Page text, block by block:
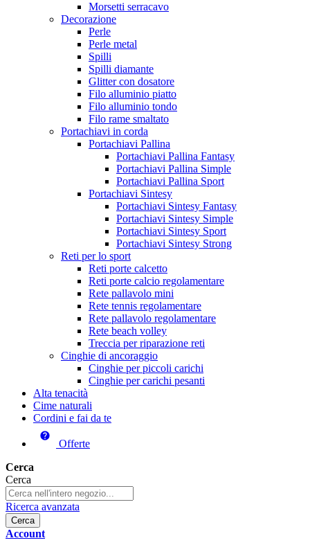
Morsetti serracavo
Decorazione
Perle
Perle metal
Spilli
Spilli diamante
Glitter con dosatore
Filo alluminio piatto
Filo alluminio tondo
Filo rame smaltato
Portachiavi in corda
Portachiavi Pallina
Portachiavi Pallina Fantasy
Portachiavi Pallina Simple
Portachiavi Pallina Sport
Portachiavi Sintesy
Portachiavi Sintesy Fantasy
Portachiavi Sintesy Simple
Portachiavi Sintesy Sport
Portachiavi Sintesy Strong
Reti per lo sport
Reti porte calcetto
Reti porte calcio regolamentare
Rete pallavolo mini
Rete tennis regolamentare
Rete pallavolo regolamentare
Rete beach volley
Treccia per riparazione reti
Cinghie di ancoraggio
Cinghie per piccoli carichi
Cinghie per carichi pesanti
Alta tenacità
Cime naturali
Cordini e fai da te
Offerte
Cerca
Cerca
Ricerca avanzata
Cerca
Account